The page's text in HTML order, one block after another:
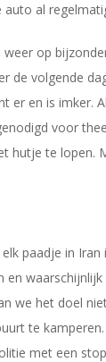
auto al
op
de volgende
en is imker.
voor
hutje te lopen.
paadje in
we het doel
te
met een